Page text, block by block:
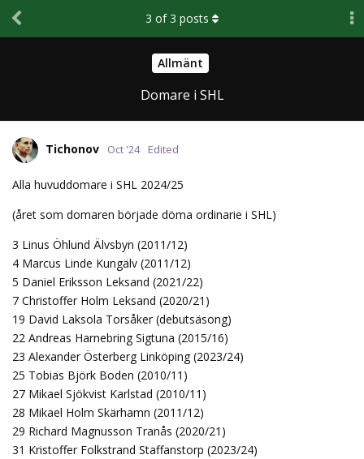
Allmänt
Domare i SHL
3 of3 posts
Tichonov Oct '24 Edited
Alla huvuddomare i SHL 2024/25
(året som domaren började döma ordinarie i SHL)
3 Linus Öhlund Älvsbyn (2011/12)
4 Marcus Linde Kungälv (2011/12)
5 Daniel Eriksson Leksand (2021/22)
7 Christoffer Holm Leksand (2020/21)
19 David Laksola Torsåker (debutsäsong)
22 Andreas Harnebring Sigtuna (2015/16)
23 Alexander Österberg Linköping (2023/24)
25 Tobias Björk Boden (2010/11)
27 Mikael Sjökvist Karlstad (2010/11)
28 Mikael Holm Skärhamn (2011/12)
29 Richard Magnusson Tranås (2020/21)
31 Kristoffer Folkstrand Staffanstorp (2023/24)